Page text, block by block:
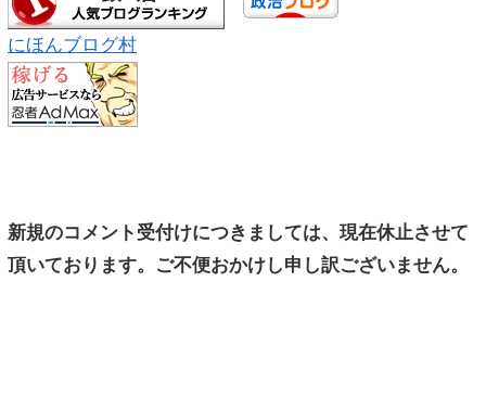
にほんブログ村
新規のコメント受付けにつきましては、現在休止させて
頂いております。ご不便おかけし申し訳ございません。